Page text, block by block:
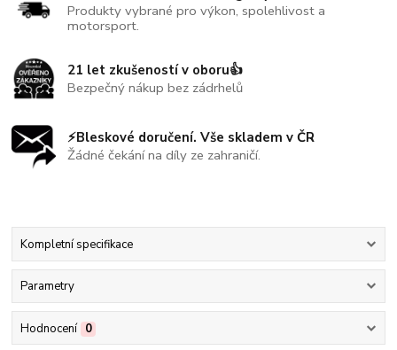
Produkty vybrané pro výkon, spolehlivost a
motorsport.
21 let zkušeností v oboru👍
Bezpečný nákup bez zádrhelů
⚡Bleskové doručení. Vše skladem v ČR
Žádné čekání na díly ze zahraničí.
Kompletní specifikace
Parametry
Hodnocení 0